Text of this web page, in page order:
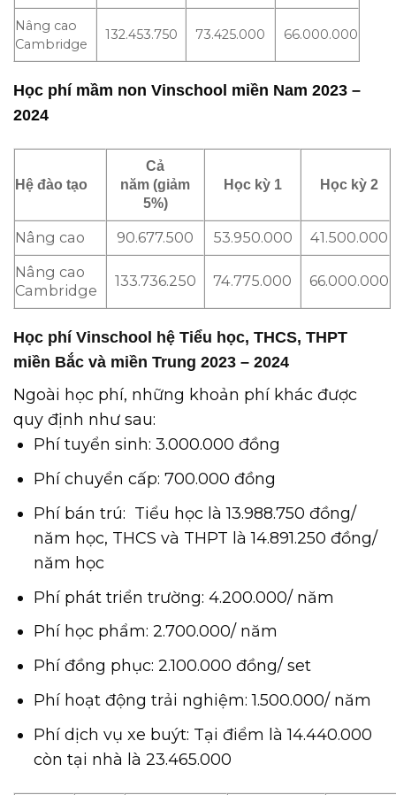
Nâng cao
Cambridge
132.453.750 73.425.000 66.000.000
Học phí mầm non Vinschool miền Nam 2023 –
2024
Hệ đào tạo
Cả
năm (giảm
5%)
Học kỳ 1 Học kỳ 2
Nâng cao 90.677.500 53.950.000
41.500.000
Nâng cao
Cambridge
133.736.250 74.775.000 66.000.000
Học phí Vinschool hệ Tiểu học, THCS, THPT
miền Bắc và miền Trung 2023 – 2024
Ngoài học phí, những khoản phí khác được
quy định như sau:
Phí tuyển sinh: 3.000.000 đồng
Phí chuyển cấp: 700.000 đồng
Phí bán trú: Tiểu học là 13.988.750 đồng/
năm học, THCS và THPT là 14.891.250 đồng/
năm học
Phí phát triển trường: 4.200.000/ năm
Phí học phẩm: 2.700.000/ năm
Phí đồng phục: 2.100.000 đồng/ set
Phí hoạt động trải nghiệm: 1.500.000/ năm
Phí dịch vụ xe buýt: Tại điểm là 14.440.000
còn tại nhà là 23.465.000